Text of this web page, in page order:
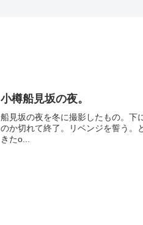
小樽船見坂の夜。
船見坂の夜を冬に撮影したもの。下
のか切れて終了。リベンジを誓う。
きたo...